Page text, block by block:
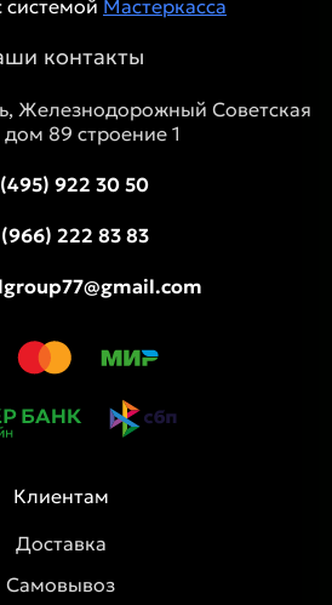
системой Мастеркасса
контакты
Железнодорожный Советская
89 строение 1
922 30 50
222 83 83
Клиентам
Доставка
Самовывоз